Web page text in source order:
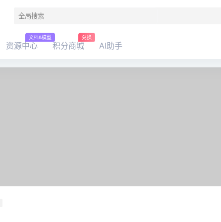
资源中心
文档&模型
积分商城
兑换
AI助手